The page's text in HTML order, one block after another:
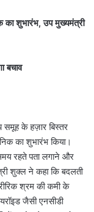
का शुभारंभ, उप मुख्यमंत्री
बचाव
समूह के हज़ार बिस्तर
का शुभारंभ किया।
समय रहते पता लगाने और
शुक्ल ने कहा कि बदलती
श्रम की कमी के
जैसी एनसीडी